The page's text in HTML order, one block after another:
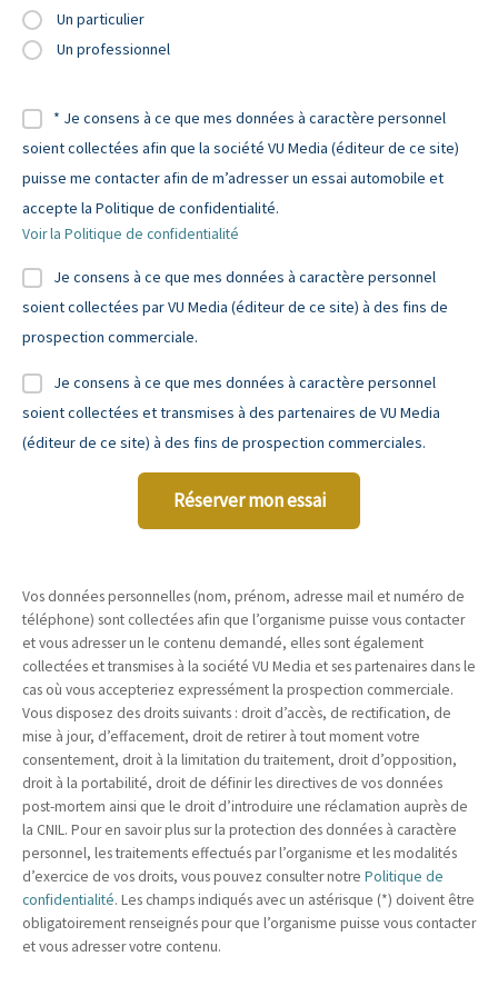
Un particulier
Un professionnel
* Je consens à ce que mes données à caractère personnel
soient collectées afin que la société VU Media (éditeur de ce site)
puisse me contacter afin de m’adresser un essai automobile et
accepte la Politique de confidentialité.
Voir la Politique de confidentialité
Je consens à ce que mes données à caractère personnel
soient collectées par VU Media (éditeur de ce site) à des fins de
prospection commerciale.
Je consens à ce que mes données à caractère personnel
soient collectées et transmises à des partenaires de VU Media
(éditeur de ce site) à des fins de prospection commerciales.
Réserver mon essai
Vos données personnelles (nom, prénom, adresse mail et numéro de
téléphone) sont collectées afin que l’organisme puisse vous contacter
et vous adresser un le contenu demandé, elles sont également
collectées et transmises à la société VU Media et ses partenaires dans le
cas où vous accepteriez expressément la prospection commerciale.
Vous disposez des droits suivants : droit d’accès, de rectification, de
mise à jour, d’effacement, droit de retirer à tout moment votre
consentement, droit à la limitation du traitement, droit d’opposition,
droit à la portabilité, droit de définir les directives de vos données
post-mortem ainsi que le droit d’introduire une réclamation auprès de
la CNIL. Pour en savoir plus sur la protection des données à caractère
personnel, les traitements effectués par l’organisme et les modalités
d’exercice de vos droits, vous pouvez consulter notre Politique de
confidentialité. Les champs indiqués avec un astérisque (*) doivent être
obligatoirement renseignés pour que l’organisme puisse vous contacter
et vous adresser votre contenu.